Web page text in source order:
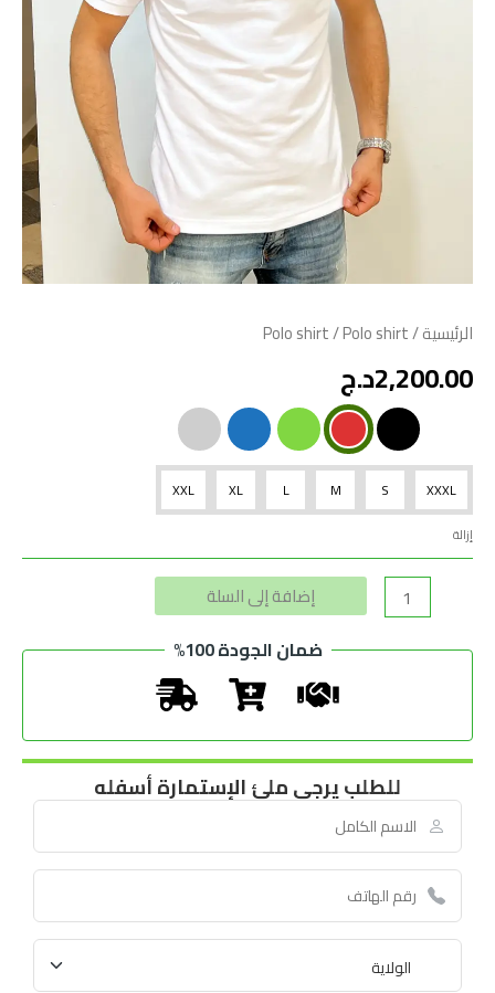
الرئيسية/
Polo shirt/ Polo shirt
2,200.00د.ج
XXXL
S
M
L
XL
XXL
إزالة
إضافة إلى السلة
ضمان الجودة 100%
للطلب يرجى ملئ الإستمارة أسفله